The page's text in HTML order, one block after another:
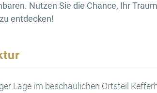
Nutzen Sie die Chance, Ihr
entdecken!
Lage im beschaulichen Ortsteil